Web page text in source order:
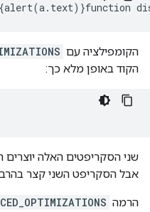
alert(a. text)}function
הקומפילציה עם
הקוד באופן מלא כך:
שני הסקריפטים האלה
אבל הסקריפט השני קצר
הרמה